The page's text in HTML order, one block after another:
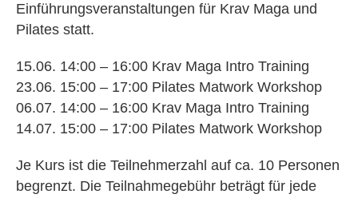
Einführungsveranstaltungen für Krav Maga und
Pilates statt.
15.06. 14:00 – 16:00 Krav Maga Intro Training
23.06. 15:00 – 17:00 Pilates Matwork Workshop
06.07. 14:00 – 16:00 Krav Maga Intro Training
14.07. 15:00 – 17:00 Pilates Matwork Workshop
Je Kurs ist die Teilnehmerzahl auf ca. 10 Personen
begrenzt. Die Teilnahmegebühr beträgt für jede